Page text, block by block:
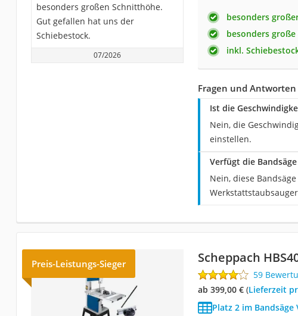
besonders großen Schnitthöhe.
Gut gefallen hat uns der
Schiebestock.
07/2026
besonders
besonders
inkl.
Fragen und Antworten
Ist die
Nein, die
einstellen.
Verfügt die
Nein, diese
Preis-Leistungs-Sieger Scheppach
59
ab 399,00 €(Lieferzeit
Platz 2 im Bandsäge